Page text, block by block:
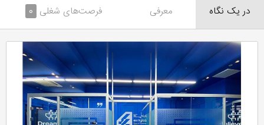
در یک نگاه معرفی فرصت‌های شغلی ۰